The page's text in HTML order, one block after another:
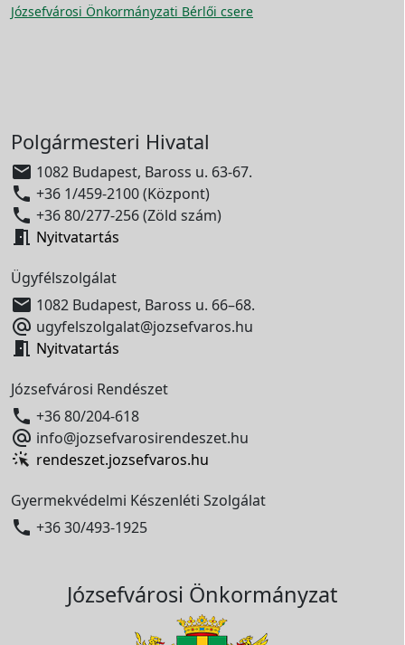
Józsefvárosi Önkormányzati Bérlői csere
Polgármesteri Hivatal
 1082 Budapest, Baross u. 63-67.
 +36 1/459-2100 (Központ)
 +36 80/277-256 (Zöld szám)
 Nyitvatartás
Ügyfélszolgálat
 1082 Budapest, Baross u. 66–68.
 ugyfelszolgalat@jozsefvaros.hu
 Nyitvatartás
Józsefvárosi Rendészet
 +36 80/204-618
 info@jozsefvarosirendeszet.hu
rendeszet.jozsefvaros.hu
Gyermekvédelmi Készenléti Szolgálat
 +36 30/493-1925
Józsefvárosi Önkormányzat